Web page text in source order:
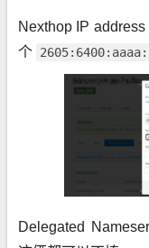
Nexthop IP
个
Delegated